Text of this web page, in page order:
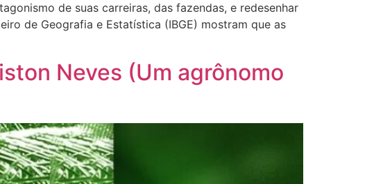
de suas carreiras, das fazendas, e redesenhar
de Geografia e Estatística (IBGE) mostram que as
Neves (Um agrônomo